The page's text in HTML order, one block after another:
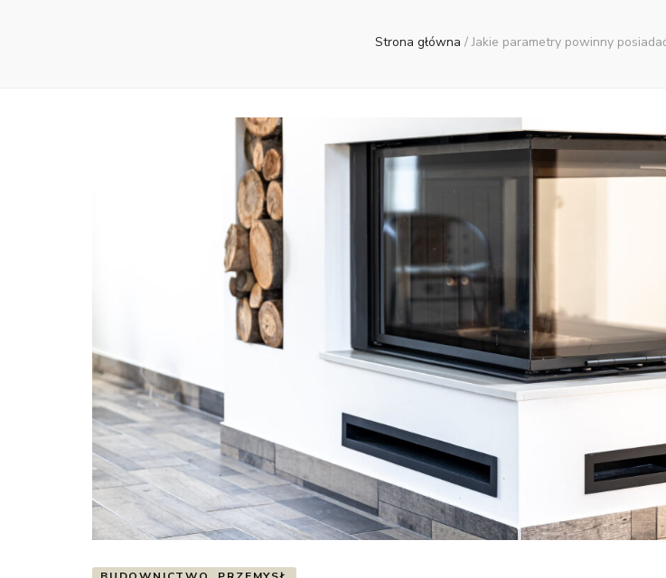
Strona główna / Jakie parametry powinny